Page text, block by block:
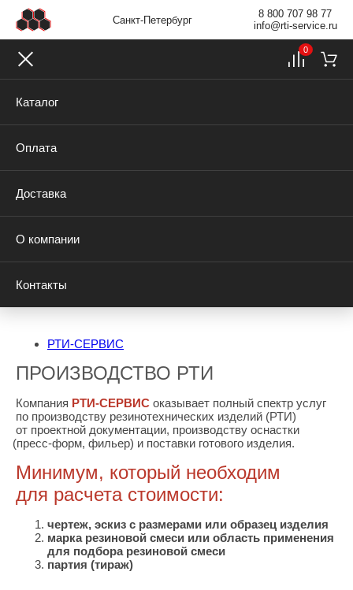
Санкт-Петербург
8 800 707 98 77
info@rti-service.ru
Каталог
Оплата
Доставка
О компании
Контакты
0
РТИ-СЕРВИС
ПРОИЗВОДСТВО РТИ
Компания РТИ-СЕРВИС оказывает полный спектр услуг
по производству резинотехнических изделий (РТИ)
от проектной документации, производству оснастки
(пресс-форм, фильер) и поставки готового изделия.
Минимум, который необходим
для расчета стоимости:
чертеж, эскиз с размерами или образец изделия
марка резиновой смеси или область применения
для подбора резиновой смеси
партия (тираж)